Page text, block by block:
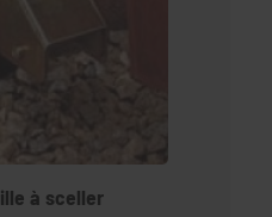
à sceller